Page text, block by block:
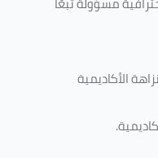
الأكاديمية